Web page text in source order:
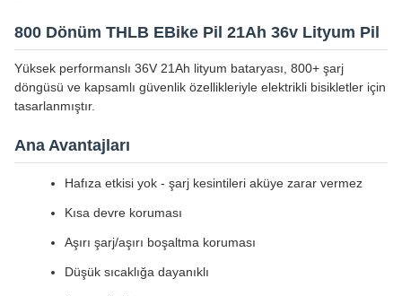
800 Dönüm THLB EBike Pil 21Ah 36v Lityum Pil
Yüksek performanslı 36V 21Ah lityum bataryası, 800+ şarj
döngüsü ve kapsamlı güvenlik özellikleriyle elektrikli bisikletler için
tasarlanmıştır.
Ana Avantajları
Hafıza etkisi yok - şarj kesintileri aküye zarar vermez
Kısa devre koruması
Aşırı şarj/aşırı boşaltma koruması
Düşük sıcaklığa dayanıklı